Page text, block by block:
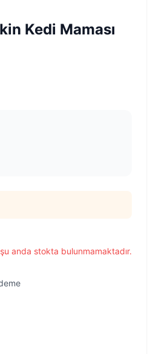
Kedi Maması
anda stokta bulunmamaktadır.